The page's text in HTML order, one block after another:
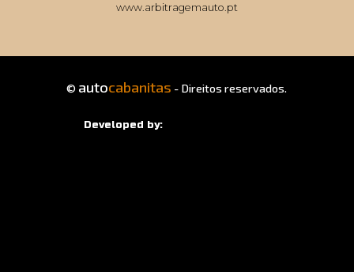
www.arbitragemauto.pt
© autocabanitas - Direitos reservados.
Developed by: